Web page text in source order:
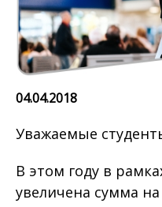
04.04.2018
Уважаемые
В этом году в
увеличена сумма